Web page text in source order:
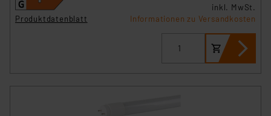
Produktdatenblatt
inkl. MwSt.
Informationen zu Versandkosten